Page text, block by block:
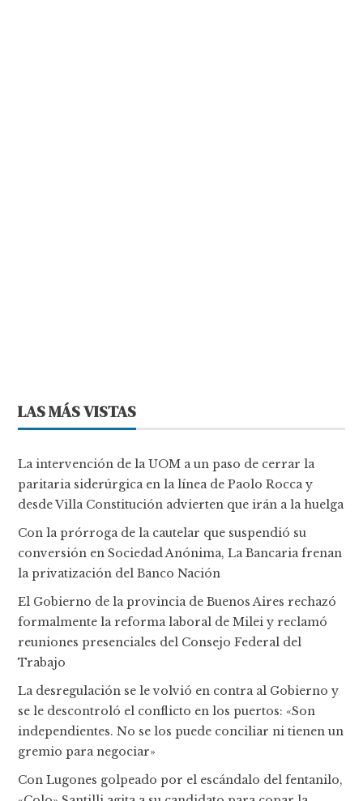
LAS MÁS VISTAS
La intervención de la UOM a un paso de cerrar la
paritaria siderúrgica en la línea de Paolo Rocca y
desde Villa Constitución advierten que irán a la huelga
Con la prórroga de la cautelar que suspendió su
conversión en Sociedad Anónima, La Bancaria frenan
la privatización del Banco Nación
El Gobierno de la provincia de Buenos Aires rechazó
formalmente la reforma laboral de Milei y reclamó
reuniones presenciales del Consejo Federal del
Trabajo
La desregulación se le volvió en contra al Gobierno y
se le descontroló el conflicto en los puertos: «Son
independientes. No se los puede conciliar ni tienen un
gremio para negociar»
Con Lugones golpeado por el escándalo del fentanilo,